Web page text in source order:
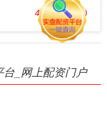
47.56(1.35%)
台_网上配资门户